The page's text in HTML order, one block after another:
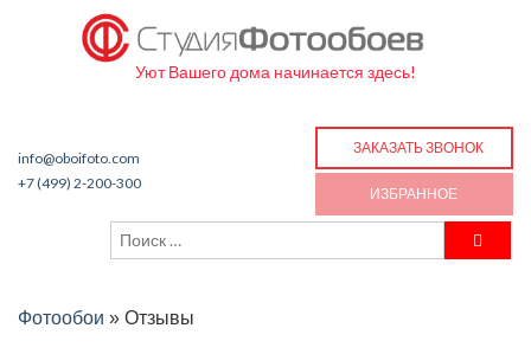
Уют Вашего дома начинается здесь!
info@oboifoto.com
+7 (499) 2-200-300
ЗАКАЗАТЬ ЗВОНОК
ИЗБРАННОЕ
Фотообои » Отзывы